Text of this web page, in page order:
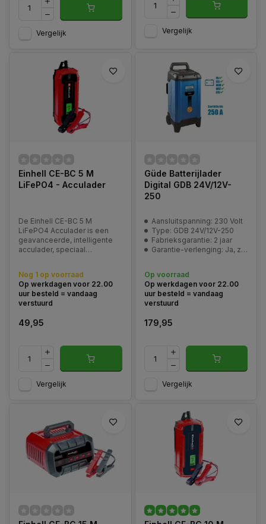
Vergelijk Vergelijk
Einhell CE-BC 5 M
LiFePO4 - Acculader
De Einhell CE-BC 5 M
LiFePO4 Acculader is een
geavanceerde, intelligente
acculader, speciaal
lithium-ijzerfosfaat (LiFePO4)
batterijen.
Nog 1 op voorraad
Op werkdagen voor 22.00
uur besteld = vandaag
verstuurd
49,95
Vergelijk
Güde Batterijlader
Digital GDB 24V/12V-
250
Aansluitspanning: 230 Volt
Type: GDB 24V/12V-250
Fabrieksgarantie: 2 jaar
Garantie-verlenging: Ja, zie pagina | Service en garantie
Op voorraad
Op werkdagen voor 22.00
uur besteld = vandaag
verstuurd
179,95
Vergelijk